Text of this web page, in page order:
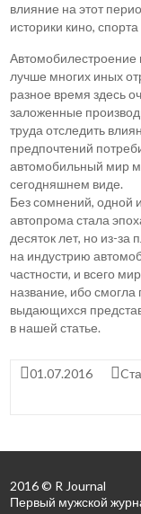
влияние на этот
историки кино,
Автомобилестроение
лучше многих иных
разное время здесь
заложенные
труда отследить
предпочтений
автомобильный мир
сегодняшнем виде.
Без сомнений, одной
автопрома стала
десяток лет, но из-за
на индустрию
частности, и всего
название, ибо
выдающихся
в нашей статье.
01.07.2016
2016 © R Journal
Первый мужской